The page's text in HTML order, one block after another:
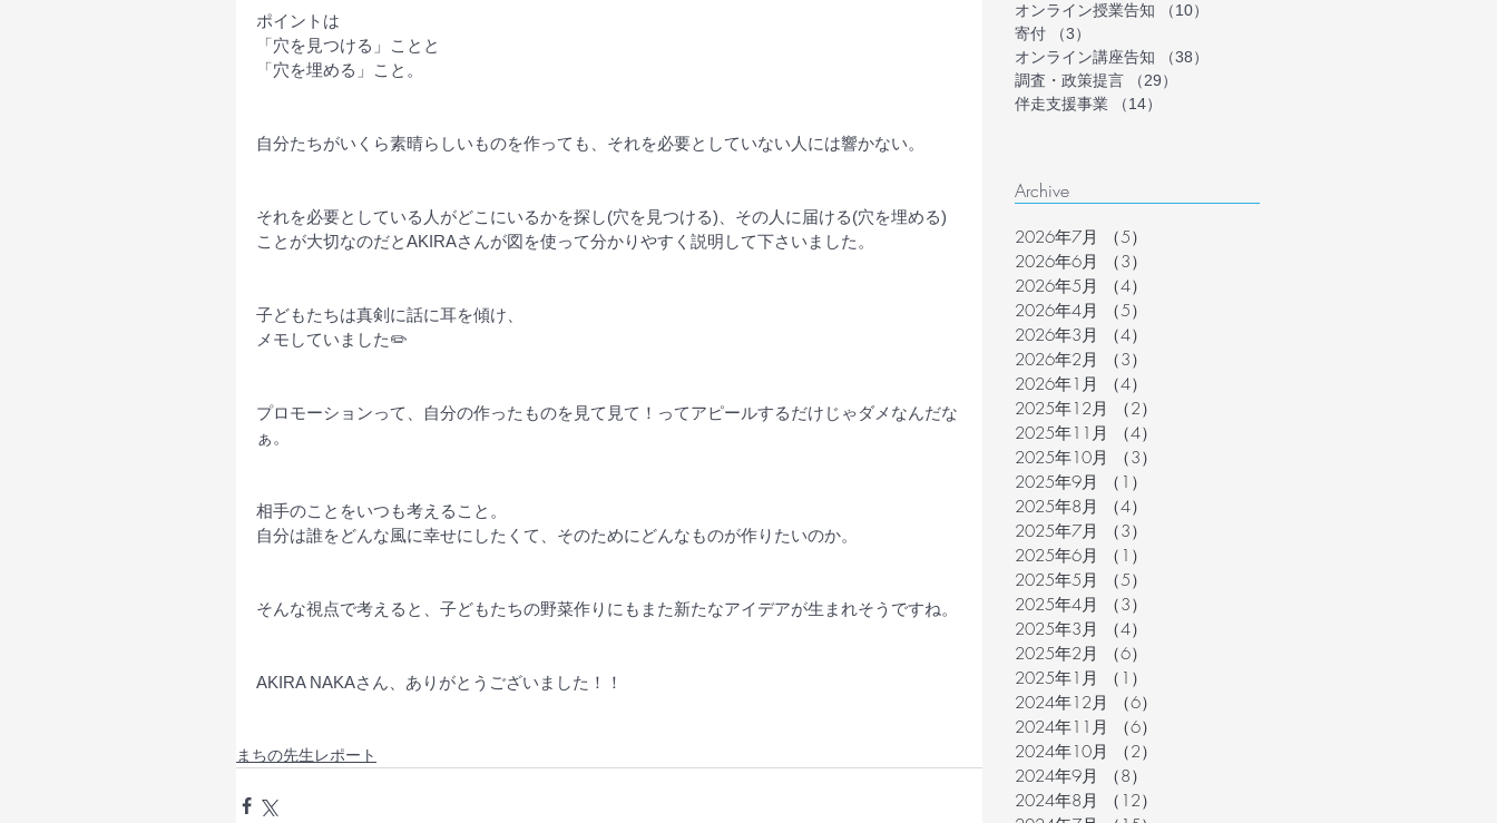
ポイントは
「穴を見つける」ことと
「穴を埋める」こと。
自分たちがいくら素晴らしいものを作っても、それを必要としていない人には響かない。
それを必要としている人がどこにいるかを探し(穴を見つける)、その人に届ける(穴を埋める)
ことが大切なのだとAKIRAさんが図を使って分かりやすく説明して下さいました。
子どもたちは真剣に話に耳を傾け、
メモしていました✏️
プロモーションって、自分の作ったものを見て見て！ってアピールするだけじゃダメなんだな
ぁ。
相手のことをいつも考えること。
自分は誰をどんな風に幸せにしたくて、そのためにどんなものが作りたいのか。
そんな視点で考えると、子どもたちの野菜作りにもまた新たなアイデアが生まれそうですね。
AKIRA NAKAさん、ありがとうございました！！
まちの先生レポート
オンライン授業告知
（10）
寄付
（3）
オンライン講座告知
（38）
調査・政策提言
（29）
伴走支援事業
（14）
Archive
2026年7月 （5）
2026年6月
（3）
2026年5月
（4）
2026年4月
（5）
2026年3月
（4）
2026年2月
（3）
2026年1月
（4）
2025年12月
（2）
2025年11月
（4）
2025年10月
（3）
2025年9月
（1）
2025年8月
（4）
2025年7月
（3）
2025年6月
（1）
2025年5月
（5）
2025年4月
（3）
2025年3月
（4）
2025年2月
（6）
2025年1月
（1）
2024年12月
（6）
2024年11月
（6）
2024年10月
（2）
2024年9月
（8）
2024年8月
（12）